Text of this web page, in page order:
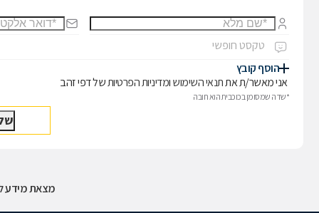
הוסף קובץ
אני מאשר/ת אתתנאי השימושומדיניות הפרטיותשל דפי זהב
*שדה שמסומן בכוכבית הוא חובה
מצאת מידע